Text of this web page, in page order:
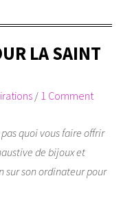
LA SAINT
/ 1 Comment
quoi vous faire offrir
de bijoux et
sur son ordinateur pour